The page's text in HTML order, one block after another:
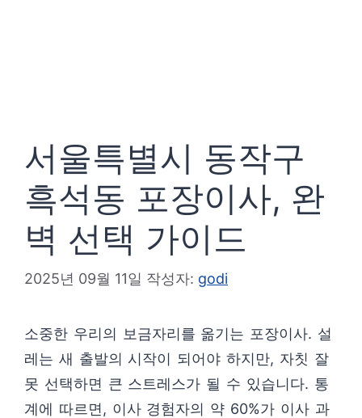
서울특별시 동작구
흑석동 포장이사, 완
벽 선택 가이드
2025년 09월 11일 작성자: godi
소중한 우리의 보금자리를 옮기는 포장이사. 설
레는 새 출발의 시작이 되어야 하지만, 자칫 잘
못 선택하면 큰 스트레스가 될 수 있습니다. 통
계에 따르면, 이사 경험자의 약 60%가 이사 과